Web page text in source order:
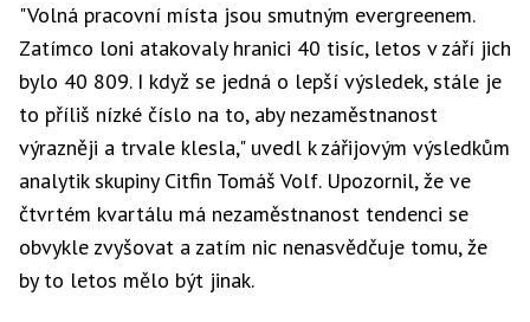
"Volná pracovní místa jsou smutným evergreenem.
Zatímco loni atakovaly hranici 40 tisíc, letos v září jich
bylo 40 809. I když se jedná o lepší výsledek, stále je
to příliš nízké číslo na to, aby nezaměstnanost
výrazněji a trvale klesla," uvedl k zářijovým výsledkům
analytik skupiny Citfin Tomáš Volf. Upozornil, že ve
čtvrtém kvartálu má nezaměstnanost tendenci se
obvykle zvyšovat a zatím nic nenasvědčuje tomu, že
by to letos mělo být jinak.